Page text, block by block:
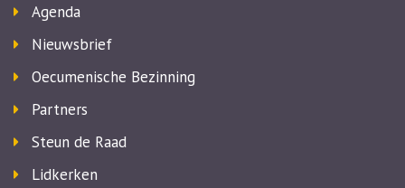
Agenda
Nieuwsbrief
Oecumenische Bezinning
Partners
Steun de Raad
Lidkerken